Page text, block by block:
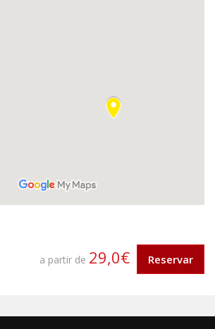
a partir de 29,0€ Reservar